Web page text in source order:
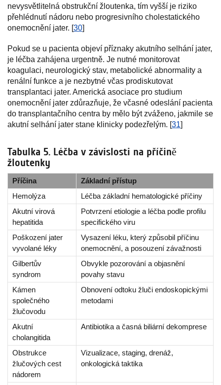
nevysvětlitelná obstrukční žloutenka, tím vyšší je riziko
přehlédnutí nádoru nebo progresivního cholestatického
onemocnění jater. [30]
Pokud se u pacienta objeví příznaky akutního selhání jater,
je léčba zahájena urgentně. Je nutné monitorovat
koagulaci, neurologický stav, metabolické abnormality a
renální funkce a je nezbytné včas prodiskutovat
transplantaci jater. Americká asociace pro studium
onemocnění jater zdůrazňuje, že včasné odeslání pacienta
do transplantačního centra by mělo být zváženo, jakmile se
akutní selhání jater stane klinicky podezřelým. [31]
Tabulka 5. Léčba v závislosti na příčině
žloutenky
Příčina
Základní přístup
Hemolýza
Léčba základní hematologické příčiny
Akutní virová
hepatitida
Potvrzení etiologie a léčba podle profilu
specifického viru
Poškození jater
vyvolané léky
Vysazení léku, který způsobil příčinu
onemocnění, a posouzení závažnosti
Gilbertův
syndrom
Obvykle pozorování a objasnění
povahy stavu
Kámen
společného
žlučovodu
Obnovení odtoku žluči endoskopickými
metodami
Akutní
cholangitida
Antibiotika a časná biliární dekomprese
Obstrukce
žlučových cest
nádorem
Vizualizace, staging, drenáž,
onkologická taktika